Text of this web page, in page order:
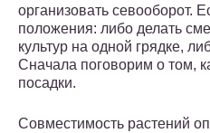
организовать севооборот.
положения: либо делать
культур на одной грядке,
Сначала поговорим о том,
посадки.
Совместимость растений